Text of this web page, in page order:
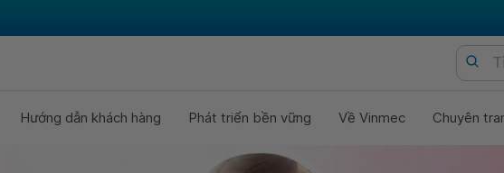
Hướng dẫn khách hàng Phát triển bền vững Về Vinmec Chuyên